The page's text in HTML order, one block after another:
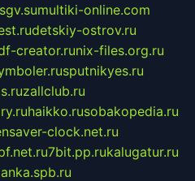
sgv.sumultiki-online.com
detskiy-ostrov.ru
creator.runix-files.org.ru
sputnikyes.ru
zallclub.ru
haikko.rusobakopedia.ru
clock.net.ru
7bit.pp.rukalugatur.ru